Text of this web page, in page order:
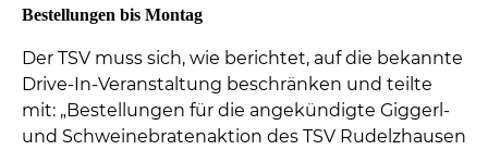
Bestellungen bis Montag
Der TSV muss sich, wie berichtet, auf die bekannte
Drive-In-Veranstaltung beschränken und teilte
mit: „Bestellungen für die angekündigte Giggerl-
und Schweinebratenaktion des TSV Rudelzhausen